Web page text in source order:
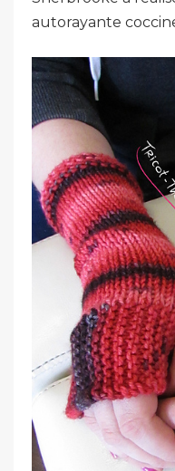
autorayante